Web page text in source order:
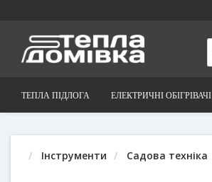
ТЕПЛА ПІДЛОГА ЕЛЕКТРИЧНІ ОБІГРІВАЧІ
Інструменти Садова техніка